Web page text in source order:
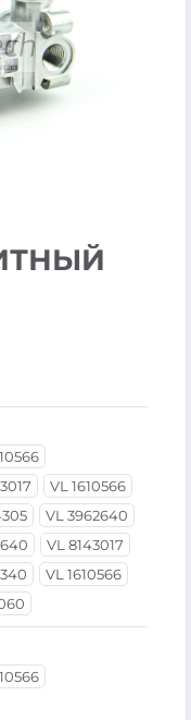
VL 1610566
VL 3962640
VL 8143017
VL 1610566